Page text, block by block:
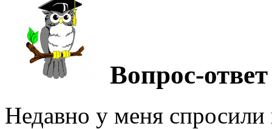
Вопрос-ответ
Недавно у меня спросили